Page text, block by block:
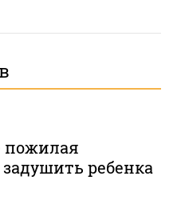
пожилая
ребенка